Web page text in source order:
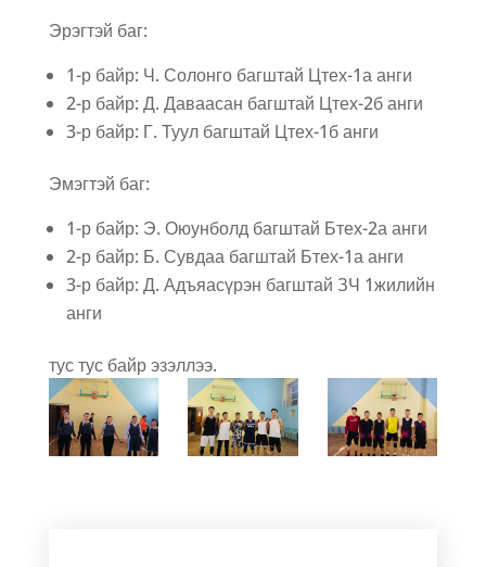
Эрэгтэй баг:
1-р байр: Ч. Солонго багштай Цтех-1а анги
2-р байр: Д. Даваасан багштай Цтех-2б анги
3-р байр: Г. Туул багштай Цтех-1б анги
Эмэгтэй баг:
1-р байр: Э. Оюунболд багштай Бтех-2а анги
2-р байр: Б. Сувдаа багштай Бтех-1а анги
3-р байр: Д. Адъяасүрэн багштай ЗЧ 1жилийн
анги
тус тус байр эзэллээ.